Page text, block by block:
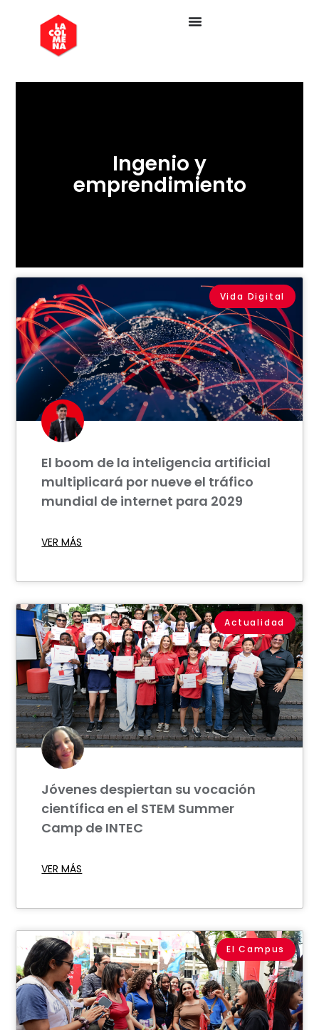
Ingenio y
emprendimiento
Vida Digital
El boom de la inteligencia artificial
multiplicará por nueve el tráfico
mundial de internet para 2029
VER MÁS
Actualidad
Jóvenes despiertan su vocación
científica en el STEM Summer
Camp de INTEC
VER MÁS
El Campus